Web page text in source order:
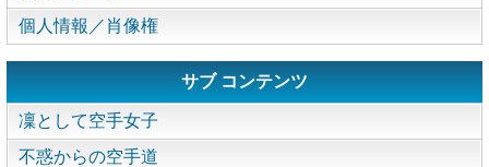
個人情報／肖像権
サブ コンテンツ
凜として空手女子
不惑からの空手道